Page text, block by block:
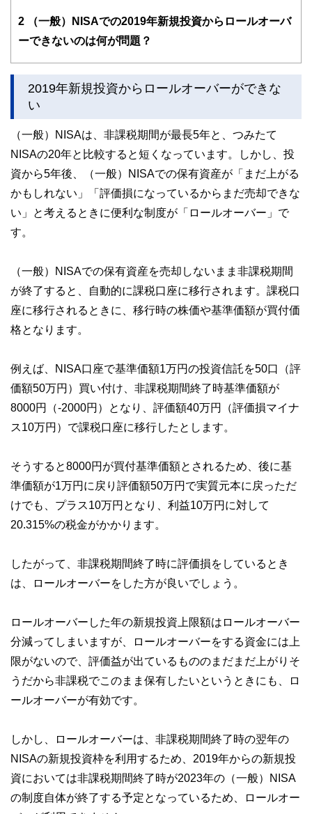
使って、資産運用をしています。実際の経験を踏まえた、お
2 （一般）NISAでの2019年新規投資からロールオーバ
ーできないのは何が問題？
2019年新規投資からロールオーバーができな
い
（一般）NISAは、非課税期間が最長5年と、つみたて
NISAの20年と比較すると短くなっています。しかし、投
資から5年後、（一般）NISAでの保有資産が「まだ上がる
かもしれない」「評価損になっているからまだ売却できな
い」と考えるときに便利な制度が「ロールオーバー」で
す。
（一般）NISAでの保有資産を売却しないまま非課税期間
が終了すると、自動的に課税口座に移行されます。課税口
座に移行されるときに、移行時の株価や基準価額が買付価
格となります。
例えば、NISA口座で基準価額1万円の投資信託を50口（評
価額50万円）買い付け、非課税期間終了時基準価額が
8000円（-2000円）となり、評価額40万円（評価損マイナ
ス10万円）で課税口座に移行したとします。
そうすると8000円が買付基準価額とされるため、後に基
準価額が1万円に戻り評価額50万円で実質元本に戻っただ
けでも、プラス10万円となり、利益10万円に対して
20.315%の税金がかかります。
したがって、非課税期間終了時に評価損をしているとき
は、ロールオーバーをした方が良いでしょう。
ロールオーバーした年の新規投資上限額はロールオーバー
分減ってしまいますが、ロールオーバーをする資金には上
限がないので、評価益が出ているもののまだまだ上がりそ
うだから非課税でこのまま保有したいというときにも、ロ
ールオーバーが有効です。
しかし、ロールオーバーは、非課税期間終了時の翌年の
NISAの新規投資枠を利用するため、2019年からの新規投
資においては非課税期間終了時が2023年の（一般）NISA
の制度自体が終了する予定となっているため、ロールオー